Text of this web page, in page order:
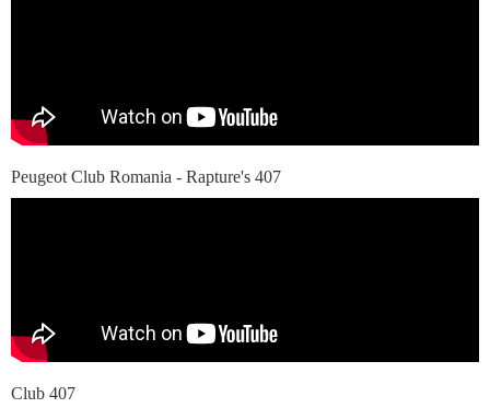
Peugeot Club Romania - Rapture's 407
Club 407